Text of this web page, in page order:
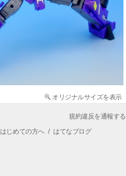
オリジナルサイズを表示
規約違反を通報する
はじめての方へ/ はてなブログ